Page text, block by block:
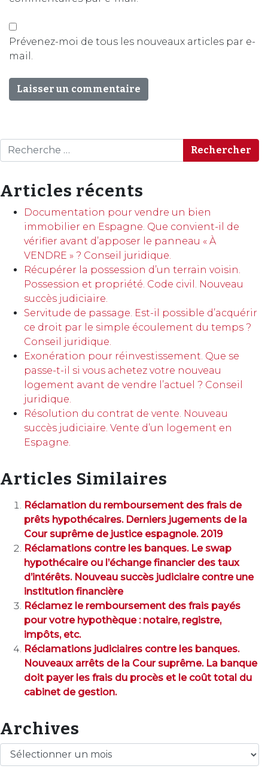
Prévenez-moi de tous les nouveaux articles par e-
mail.
Rechercher
Articles récents
Documentation pour vendre un bien
immobilier en Espagne. Que convient-il de
vérifier avant d’apposer le panneau « À
VENDRE » ? Conseil juridique.
Récupérer la possession d’un terrain voisin.
Possession et propriété. Code civil. Nouveau
succès judiciaire.
Servitude de passage. Est-il possible d’acquérir
ce droit par le simple écoulement du temps ?
Conseil juridique.
Exonération pour réinvestissement. Que se
passe-t-il si vous achetez votre nouveau
logement avant de vendre l’actuel ? Conseil
juridique.
Résolution du contrat de vente. Nouveau
succès judiciaire. Vente d’un logement en
Espagne.
Articles Similaires
Réclamation du remboursement des frais de
prêts hypothécaires. Derniers jugements de la
Cour suprême de justice espagnole. 2019
Réclamations contre les banques. Le swap
hypothécaire ou l’échange financier des taux
d’intérêts. Nouveau succès judiciaire contre une
institution financière
Réclamez le remboursement des frais payés
pour votre hypothèque : notaire, registre,
impôts, etc.
Réclamations judiciaires contre les banques.
Nouveaux arrêts de la Cour suprême. La banque
doit payer les frais du procès et le coût total du
cabinet de gestion.
Archives
Archives